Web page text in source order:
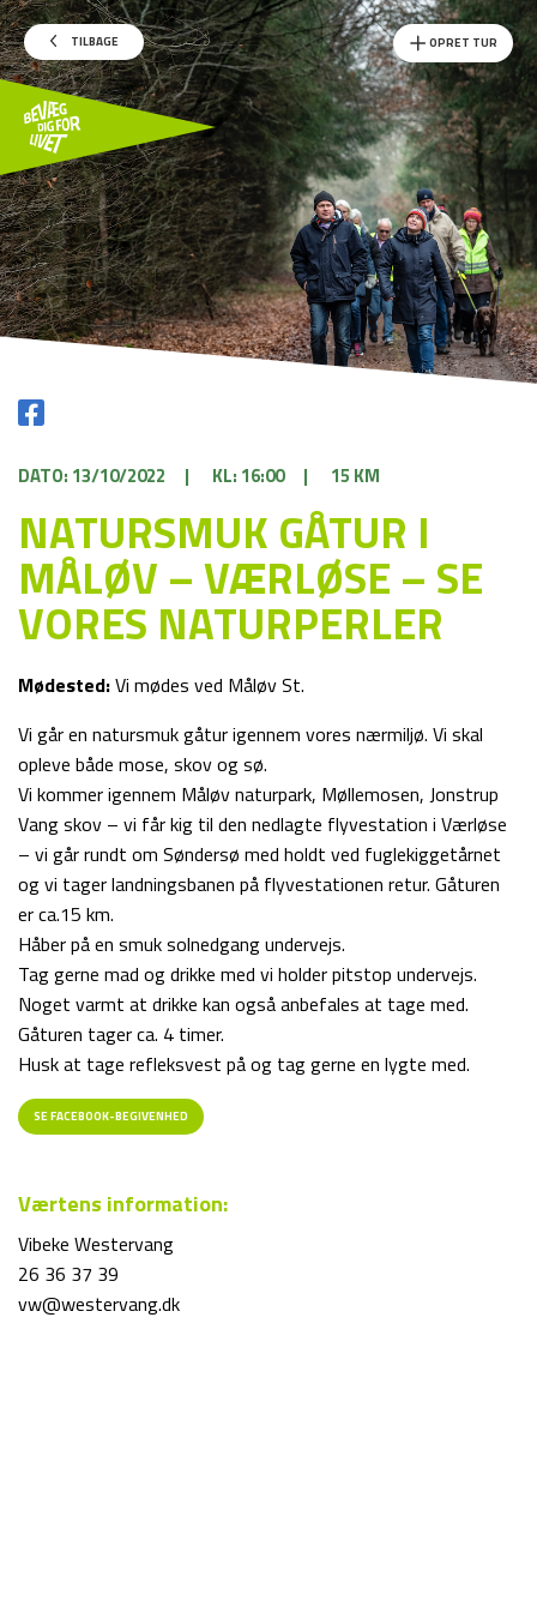
TILBAGE OPRET TUR
DATO: 13/10/2022 | KL: 16:00 | 15 KM
NATURSMUK GÅTUR I
MÅLØV – VÆRLØSE – SE
VORES NATURPERLER
Mødested:Vi mødes ved Måløv St.
Vi går en natursmuk gåtur igennem vores nærmiljø. Vi skal
opleve både mose, skov og sø.
Vi kommer igennem Måløv naturpark, Møllemosen, Jonstrup
Vang skov – vi får kig til den nedlagte flyvestation i Værløse
– vi går rundt om Søndersø med holdt ved fuglekiggetårnet
og vi tager landningsbanen på flyvestationen retur. Gåturen
er ca.15 km.
Håber på en smuk solnedgang undervejs.
Tag gerne mad og drikke med vi holder pitstop undervejs.
Noget varmt at drikke kan også anbefales at tage med.
Gåturen tager ca. 4 timer.
Husk at tage refleksvest på og tag gerne en lygte med.
SE FACEBOOK-BEGIVENHED
Værtens information:
Vibeke Westervang
26 36 37 39
vw@westervang.dk